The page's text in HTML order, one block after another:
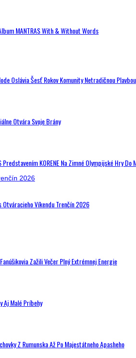
MANTRAS With & Without Words
Oslávia Šesť Rokov Komunity Netradičnou Plavbou
Otvára Svoje Brány
KORENE Na Zimné Olympijské Hry Do
Otváracieho Víkendu Trenčín 2026
Zažili Večer Plný Extrémnej Energie
Aj Malé Príbehy
Z Rumunska Až Po Majestátneho Apasheho